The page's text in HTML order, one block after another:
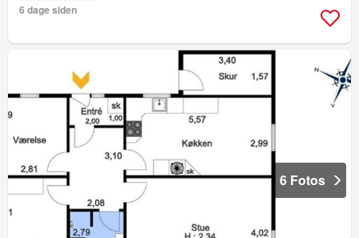
6 dage siden
6 Fotos